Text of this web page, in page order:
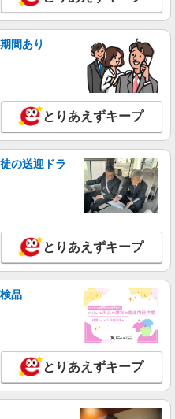
間あり
とりあえずキープ
の送迎ドラ
とりあえずキープ
品
とりあえずキープ